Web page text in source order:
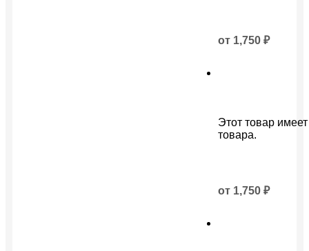
от 1,750 ₽
Этот товар
товара.
от 1,750 ₽